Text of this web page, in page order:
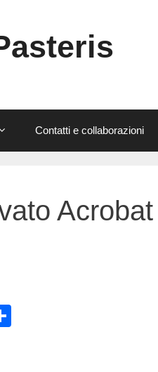
Contatti e collaborazioni